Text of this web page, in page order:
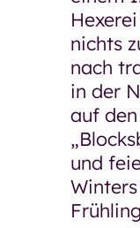
Arbeiten
Arbeiten
Was uns
nichts
nach
in der
auf
und